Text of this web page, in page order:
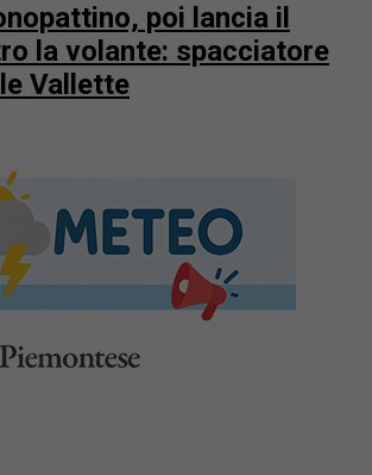
poi lancia il
la volante: spacciatore
Vallette